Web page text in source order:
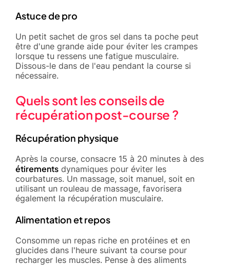
Astuce de pro
Un petit sachet de gros sel dans ta poche peut
être d'une grande aide pour éviter les crampes
lorsque tu ressens une fatigue musculaire.
Dissous-le dans de l'eau pendant la course si
nécessaire.
Quels sont les conseils de
récupération post-course ?
Récupération physique
Après la course, consacre 15 à 20 minutes à des
étirements dynamiques pour éviter les
courbatures. Un massage, soit manuel, soit en
utilisant un rouleau de massage, favorisera
également la récupération musculaire.
Alimentation et repos
Consomme un repas riche en protéines et en
glucides dans l'heure suivant ta course pour
recharger les muscles. Pense à des aliments